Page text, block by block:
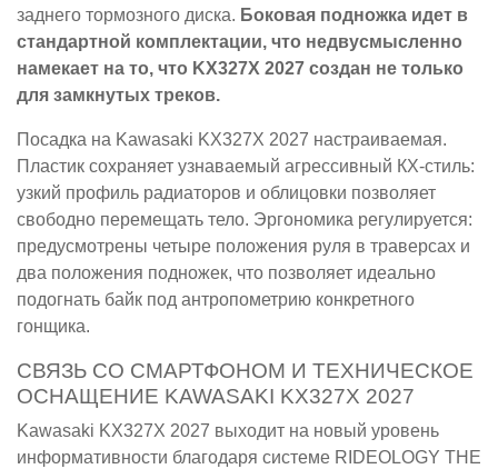
заднего тормозного диска. Боковая подножка идет в
стандартной комплектации, что недвусмысленно
намекает на то, что KX327X 2027 создан не только
для замкнутых треков.
Посадка на Kawasaki KX327X 2027 настраиваемая.
Пластик сохраняет узнаваемый агрессивный КХ-стиль:
узкий профиль радиаторов и облицовки позволяет
свободно перемещать тело. Эргономика регулируется:
предусмотрены четыре положения руля в траверсах и
два положения подножек, что позволяет идеально
подогнать байк под антропометрию конкретного
гонщика.
СВЯЗЬ СО СМАРТФОНОМ И ТЕХНИЧЕСКОЕ
ОСНАЩЕНИЕ KAWASAKI KX327X 2027
Kawasaki KX327X 2027 выходит на новый уровень
информативности благодаря системе RIDEOLOGY THE